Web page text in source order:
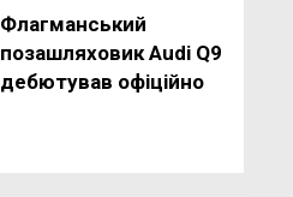
Флагманський
позашляховик Audi Q9
дебютував офіційно